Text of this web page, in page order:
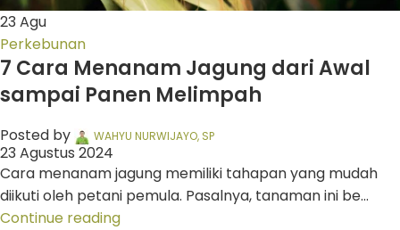
23 Agu
Perkebunan
7 Cara Menanam Jagung dari Awal
sampai Panen Melimpah
Posted by WAHYU NURWIJAYO, SP
23 Agustus 2024
Cara menanam jagung memiliki tahapan yang mudah
diikuti oleh petani pemula. Pasalnya, tanaman ini be...
Continue reading